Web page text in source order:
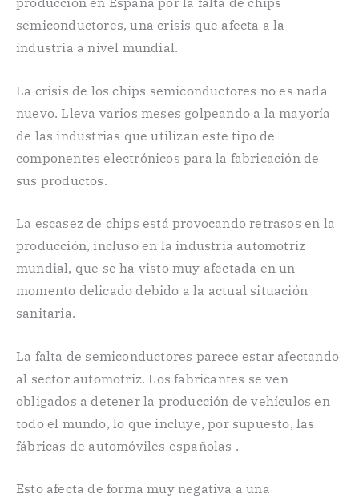
semiconductores, una crisis que afecta a la
industria a nivel mundial.
La crisis de los chips semiconductores no es nada
nuevo. Lleva varios meses golpeando a la mayoría
de las industrias que utilizan este tipo de
componentes electrónicos para la fabricación de
sus productos.
La escasez de chips está provocando retrasos en la
producción, incluso en la industria automotriz
mundial, que se ha visto muy afectada en un
momento delicado debido a la actual situación
sanitaria.
La falta de semiconductores parece estar afectando
al sector automotriz. Los fabricantes se ven
obligados a detener la producción de vehículos en
todo el mundo, lo que incluye, por supuesto, las
fábricas de automóviles españolas .
Esto afecta de forma muy negativa a una